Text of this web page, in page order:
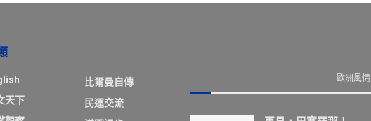
天下
比爾曼自傳
民運交流
歐洲風情